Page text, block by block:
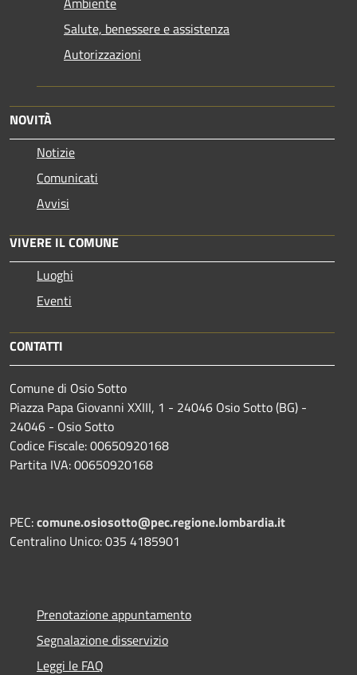
Salute, benessere e assistenza
Autorizzazioni
NOVITÀ
Notizie
Comunicati
Avvisi
VIVERE IL COMUNE
Luoghi
Eventi
CONTATTI
Comune di Osio Sotto
Piazza Papa Giovanni XXIII, 1 - 24046 Osio Sotto (BG) -
24046 - Osio Sotto
Codice Fiscale: 00650920168
Partita IVA: 00650920168
PEC:comune.osiosotto@pec.regione.lombardia.it
Centralino Unico: 035 4185901
Prenotazione appuntamento
Segnalazione disservizio
Leggi le FAQ